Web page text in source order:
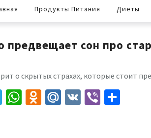
Продукты Питания Диеты
предвещает сон про
о скрытых страхах, которые стоит
Telegram
WhatsApp
Odnoklassniki
Mail.Ru
VK Viber